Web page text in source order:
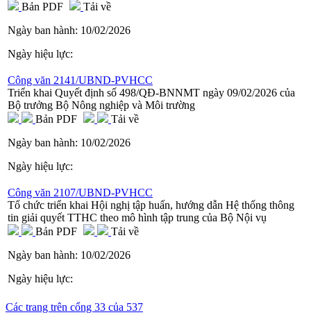
Bản PDF
Tải về
Ngày ban hành: 10/02/2026
Ngày hiệu lực:
Công văn 2141/UBND-PVHCC
Triển khai Quyết định số 498/QĐ-BNNMT ngày 09/02/2026 của
Bộ trưởng Bộ Nông nghiệp và Môi trường
Bản PDF
Tải về
Ngày ban hành: 10/02/2026
Ngày hiệu lực:
Công văn 2107/UBND-PVHCC
Tổ chức triển khai Hội nghị tập huấn, hướng dẫn Hệ thống thông
tin giải quyết TTHC theo mô hình tập trung của Bộ Nội vụ
Bản PDF
Tải về
Ngày ban hành: 10/02/2026
Ngày hiệu lực:
Các trang trên cổng 33 của 537